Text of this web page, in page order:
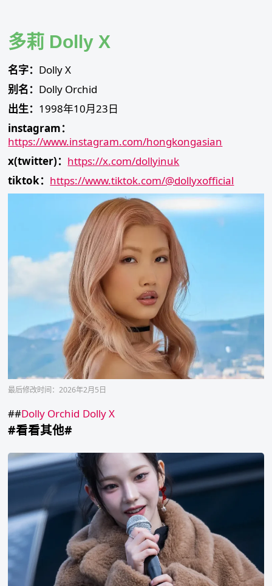
content
多莉 Dolly X
名字： Dolly X
别名： Dolly Orchid
出生： 1998年10月23日
instagram：
https://www.instagram.com/hongkongasian
x(twitter)： https://x.com/dollyinuk
tiktok： https://www.tiktok.com/@dollyxofficial
最后修改时间：2026年2月5日
##Dolly Orchid Dolly X
#看看其他#
karina
刘